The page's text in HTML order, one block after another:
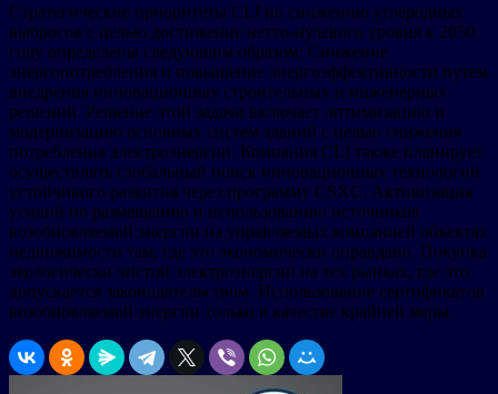
Стратегические приоритеты CLI по снижению углеродных
выбросов с целью достижение нетто-нулевого уровня к 2050
году определены следующим образом: Снижение
энергопотребления и повышение энергоэффективности путем
внедрения инновационных строительных и инженерных
решений. Решение этой задачи включает оптимизацию и
модернизацию основных систем зданий с целью снижения
потребления электроэнергии. Компания CLI также планирует
осуществлять глобальный поиск инновационных технологий
устойчивого развития через программу CSXC. Активизация
усилий по размещению и использованию источников
возобновляемой энергии на управляемых компанией объектах
недвижимости там, где это экономически оправдано. Покупка
экологически чистой электроэнергии на тех рынках, где это
допускается законодательством. Использование сертификатов
возобновляемой энергии только в качестве крайней меры.